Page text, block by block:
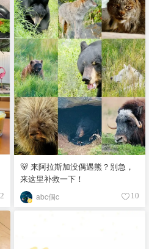
2
🐻 来阿拉斯加没偶遇熊？别急，
来这里补救一下！
abc個c 10